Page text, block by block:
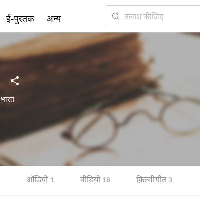
भारत
ऑडियो 1 वीडियो 18 फ़िल्मी गीत 3
ई-पुस्तक अन्य